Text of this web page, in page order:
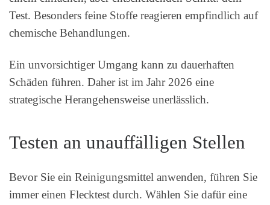
Test. Besonders feine Stoffe reagieren empfindlich auf
chemische Behandlungen.
Ein unvorsichtiger Umgang kann zu dauerhaften
Schäden führen. Daher ist im Jahr 2026 eine
strategische Herangehensweise unerlässlich.
Testen an unauffälligen Stellen
Bevor Sie ein Reinigungsmittel anwenden, führen Sie
immer einen Flecktest durch. Wählen Sie dafür eine